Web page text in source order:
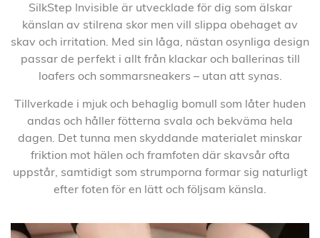
SilkStep Invisible är utvecklade för dig som älskar
känslan av stilrena skor men vill slippa obehaget av
skav och irritation. Med sin låga, nästan osynliga design
passar de perfekt i allt från klackar och ballerinas till
loafers och sommarsneakers – utan att synas.
Tillverkade i mjuk och behaglig bomull som låter huden
andas och håller fötterna svala och bekväma hela
dagen. Det tunna men skyddande materialet minskar
friktion mot hälen och framfoten där skavsår ofta
uppstår, samtidigt som strumporna formar sig naturligt
efter foten för en lätt och följsam känsla.